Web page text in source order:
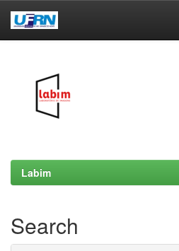
Labim
Search